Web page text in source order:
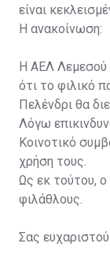
είναι
Η ανακοίνωση:
Η ΑΕΛ Λεμεσού
ότι το φιλικό
Πελένδρι θα
Λόγω
Κοινοτικό
χρήση τους.
Ως εκ τούτου,
φιλάθλους.
Σας